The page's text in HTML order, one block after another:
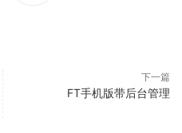
下一篇
FT手机版带后台管理